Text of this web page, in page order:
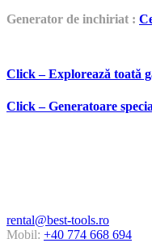
Generator de inchiriat :
Click – Explorează toată
Click – Generatoare
rental@best-tools.ro
Mobil: +40 774 668 694